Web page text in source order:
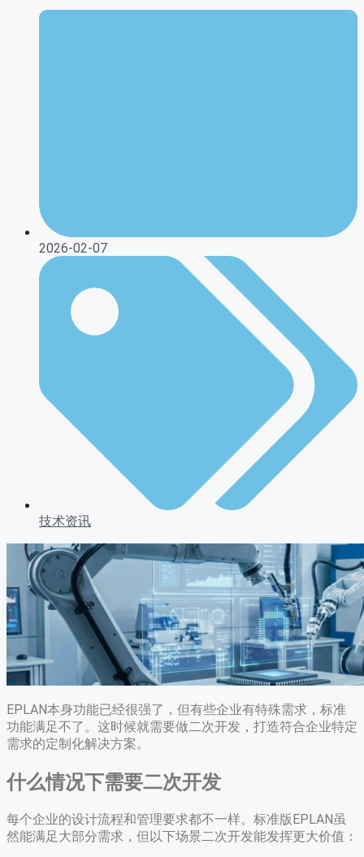
2026-02-07
技术资讯
EPLAN本身功能已经很强了，但有些企业有特殊需求，标准
功能满足不了。这时候就需要做二次开发，打造符合企业特定
需求的定制化解决方案。
什么情况下需要二次开发
每个企业的设计流程和管理要求都不一样。标准版EPLAN虽
然能满足大部分需求，但以下场景二次开发能发挥更大价值：